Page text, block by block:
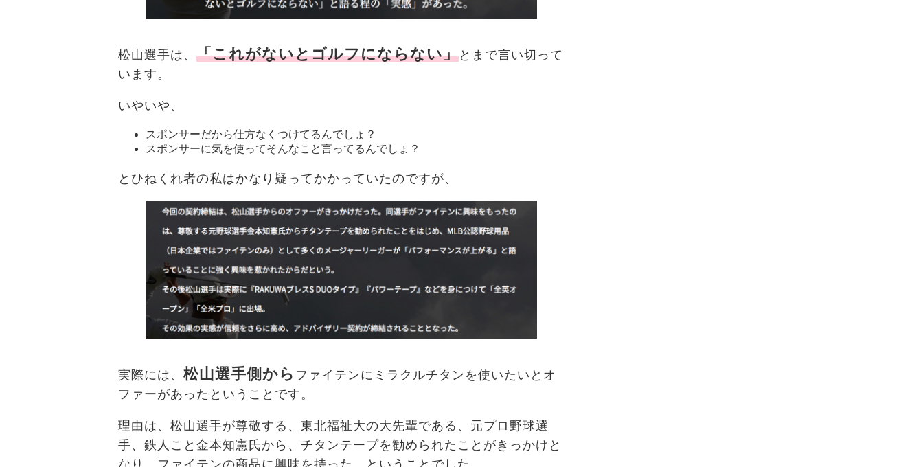
松山選手は、 「これがないとゴルフにならない」とまで言い切って
います。
いやいや、
スポンサーだから仕方なくつけてるんでしょ？
スポンサーに気を使ってそんなこと言ってるんでしょ？
とひねくれ者の私はかなり疑ってかかっていたのですが、
実際には、 松山選手側から ファイテンにミラクルチタンを使いたいとオ
ファーがあったということです。
理由は、松山選手が尊敬する、東北福祉大の大先輩である、元プロ野球選
手、鉄人こと金本知憲氏から、チタンテープを勧められたことがきっかけと